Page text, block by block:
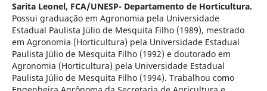
Sarita Leonel, FCA/UNESP- Departamento de Horticultura.
Possui graduação em Agronomia pela Universidade
Estadual Paulista Júlio de Mesquita Filho (1989), mestrado
em Agronomia (Horticultura) pela Universidade Estadual
Paulista Júlio de Mesquita Filho (1992) e doutorado em
Agronomia (Horticultura) pela Universidade Estadual
Paulista Júlio de Mesquita Filho (1994). Trabalhou como